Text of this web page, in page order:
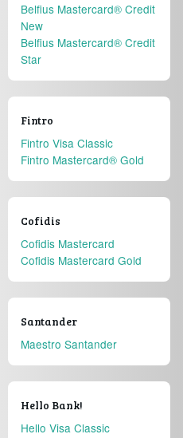
Belfius Mastercard® Credit
New
Belfius Mastercard® Credit
Star
Fintro
Fintro Visa Classic
Fintro Mastercard® Gold
Cofidis
Cofidis Mastercard
Cofidis Mastercard Gold
Santander
Maestro Santander
Hello Bank!
Hello Visa Classic